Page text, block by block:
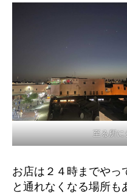
至る所に
お店は２４時までやっ
と通れなくなる場所